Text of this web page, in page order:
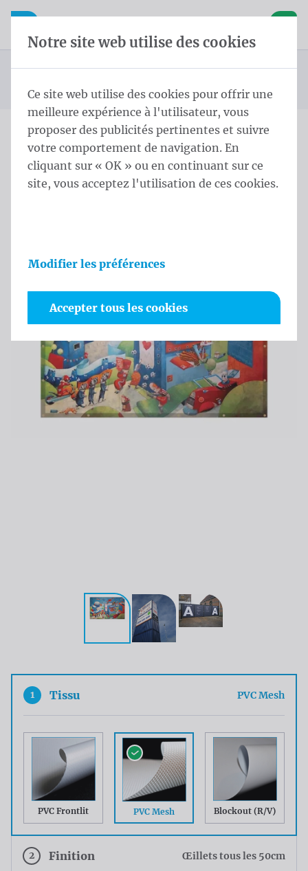
Skip content
Sauter la sélection de la langue
Ouvrir la navigation mobile
Vous êtes ici :
Calicots
Calicots 70x300 cm PVC Mesh rings every 50cm
Calicots 70x300 cm PVC
Mesh rings every 50cm
1 Tissu PVC Mesh
PVC Frontlit PVC Mesh Blockout (R/V)
2 Finition Œillets tous les 50cm
Notre site web utilise des cookies
Ce site web utilise des cookies pour offrir une
meilleure expérience à l'utilisateur, vous
proposer des publicités pertinentes et suivre
votre comportement de navigation. En
cliquant sur « OK » ou en continuant sur ce
site, vous acceptez l'utilisation de ces cookies.
Modifier les préférences
Accepter tous les cookies